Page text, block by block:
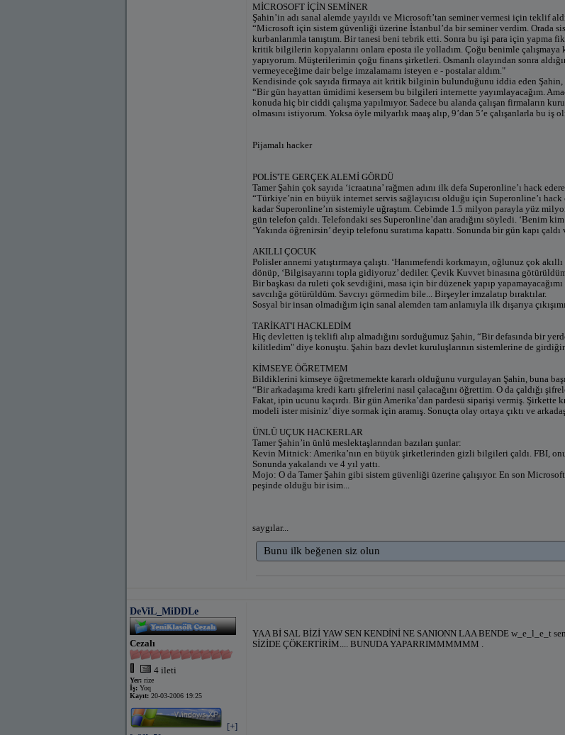
MİCROSOFT İÇİN SEMİNER
Şahin’in adı sanal alemde yayıldı ve Microsoft’tan seminer vermesi için teklif
“Microsoft için sistem güvenliği üzerine İstanbul’da bir seminer verdim. Orada
kurbanlarımla tanıştım. Bir tanesi beni tebrik etti. Sonra bu işi para için yapma
kritik bilgilerin kopyalarını onlara eposta ile yolladım. Çoğu benimle çalışmaya
yapıyorum. Müşterilerimin çoğu finans şirketleri. Osmanlı olayından sonra
vermeyeceğime dair belge imzalamamı isteyen e - postalar aldım."
Kendisinde çok sayıda firmaya ait kritik bilginin bulunduğunu iddia eden Şahin,
“Bir gün hayattan ümidimi kesersem bu bilgileri internette yayımlayacağım.
konuda hiç bir ciddi çalışma yapılmıyor. Sadece bu alanda çalışan firmaların
olmasını istiyorum. Yoksa öyle milyarlık maaş alıp, 9’dan 5’e çalışanlarla bu iş
Pijamalı hacker
POLİS'TE GERÇEK ALEMİ GÖRDÜ
Tamer Şahin çok sayıda ‘icraatına’ rağmen adını ilk defa Superonline’ı hack
“Türkiye’nin en büyük internet servis sağlayıcısı olduğu için Superonline’ı
kadar Superonline’ın sistemiyle uğraştım. Cebimde 1.5 milyon parayla yüz
gün telefon çaldı. Telefondaki ses Superonline’dan aradığını söyledi. ‘Benim
‘Yakında öğrenirsin’ deyip telefonu suratıma kapattı. Sonunda bir gün kapı
AKILLI ÇOCUK
Polisler annemi yatıştırmaya çalıştı. ‘Hanımefendi korkmayın, oğlunuz çok
dönüp, ‘Bilgisayarını topla gidiyoruz’ dediler. Çevik Kuvvet binasına
Bir başkası da ruleti çok sevdiğini, masa için bir düzenek yapıp
savcılığa götürüldüm. Savcıyı görmedim bile... Birşeyler imzalatıp bıraktılar.
Sosyal bir insan olmadığım için sanal alemden tam anlamıyla ilk dışarıya
TARİKAT'I HACKLEDİM
Hiç devletten iş teklifi alıp almadığını sorduğumuz Şahin, “Bir defasında bir
kilitledim" diye konuştu. Şahin bazı devlet kuruluşlarının sistemlerine de
KİMSEYE ÖĞRETMEM
Bildiklerini kimseye öğretmemekte kararlı olduğunu vurgulayan Şahin, buna
“Bir arkadaşıma kredi kartı şifrelerini nasıl çalacağını öğrettim. O da çaldığı
Fakat, ipin ucunu kaçırdı. Bir gün Amerika’dan pardesü siparişi vermiş. Şirkette
modeli ister misiniz’ diye sormak için aramış. Sonuçta olay ortaya çıktı ve
ÜNLÜ UÇUK HACKERLAR
Tamer Şahin’in ünlü meslektaşlarından bazıları şunlar:
Kevin Mitnick: Amerika’nın en büyük şirketlerinden gizli bilgileri çaldı. FBI,
Sonunda yakalandı ve 4 yıl yattı.
Mojo: O da Tamer Şahin gibi sistem güvenliği üzerine çalışıyor. En son
peşinde olduğu bir isim...
saygılar...
Bunu ilk beğenen siz olun
DeViL_MiDDLe
Cezalı
4 ileti
Yer: rize
İş: Yoq
Kayıt: 20-03-2006 19:25
[+]
YAA Bİ SAL BİZİ YAW SEN KENDİNİ NE SANIONN LAA BENDE w_e_l_e_t
SİZİDE ÇÖKERTİRİM.... BUNUDA YAPARRIMMMMMM .